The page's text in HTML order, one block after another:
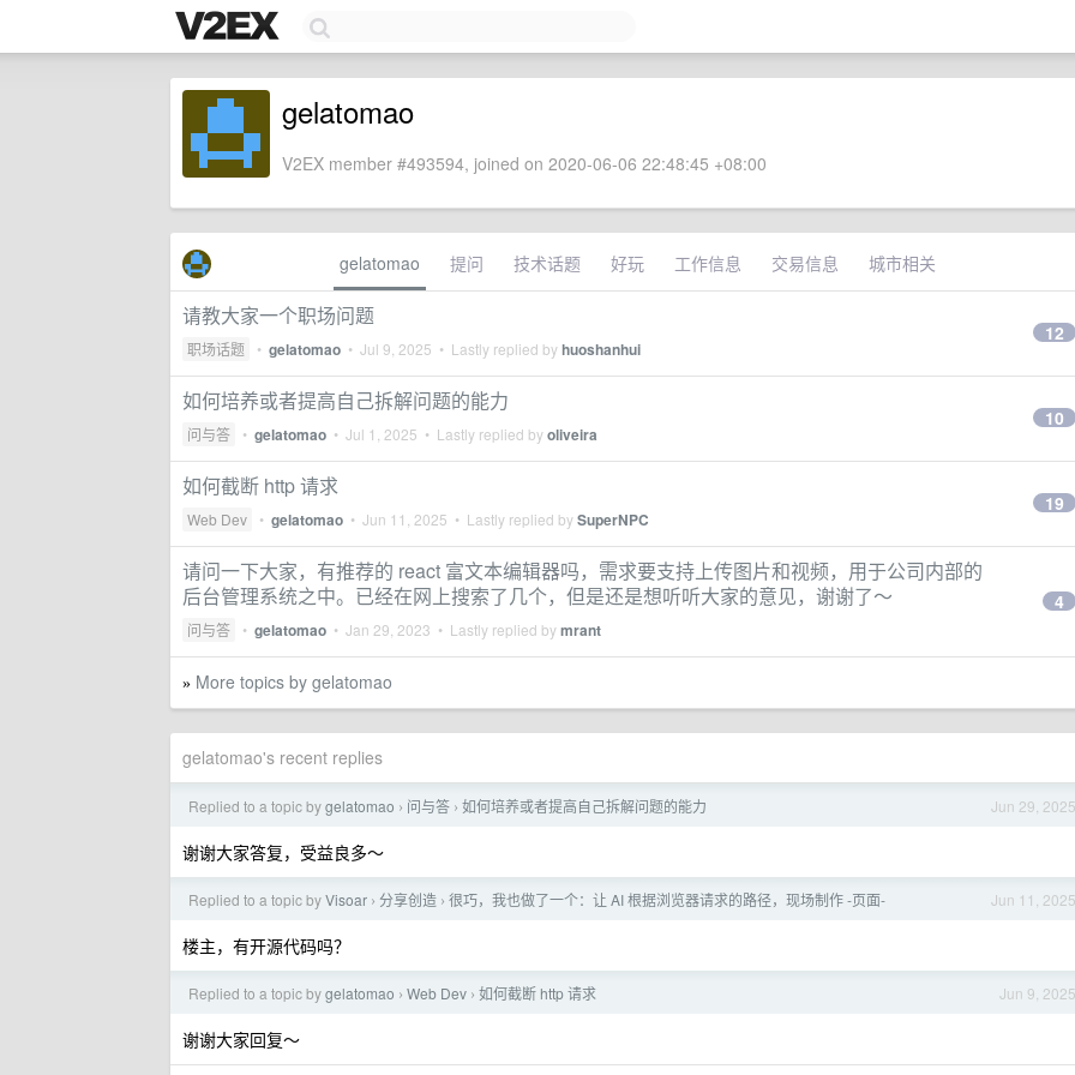
gelatomao
V2EX member #493594, joined on 2020-06-06 22:48:45 +08:00
gelatomao 提问 技术话题 好玩 工作信息 交易信息 城市相关
请教大家一个职场问题
职场话题 • gelatomao • Jul 9, 2025 • Lastly replied byhuoshanhui
12
如何培养或者提高自己拆解问题的能力
问与答 • gelatomao • Jul 1, 2025 • Lastly replied byoliveira
10
如何截断 http 请求
Web Dev • gelatomao • Jun 11, 2025 • Lastly replied bySuperNPC
19
请问一下大家，有推荐的 react 富文本编辑器吗，需求要支持上传图片和视频，用于公司内部的
后台管理系统之中。已经在网上搜索了几个，但是还是想听听大家的意见，谢谢了～
问与答 • gelatomao • Jan 29, 2023 • Lastly replied bymrant
4
» More topics by gelatomao
gelatomao's recent replies
Jun 29, 2025
Replied to a topic bygelatomao › 问与答 › 如何培养或者提高自己拆解问题的能力
谢谢大家答复，受益良多～
Jun 11, 2025
Replied to a topic byVisoar › 分享创造 › 很巧，我也做了一个：让 AI 根据浏览器请求的路径，现场制作 -页面-
楼主，有开源代码吗？
Jun 9, 2025
Replied to a topic bygelatomao › Web Dev › 如何截断 http 请求
谢谢大家回复～